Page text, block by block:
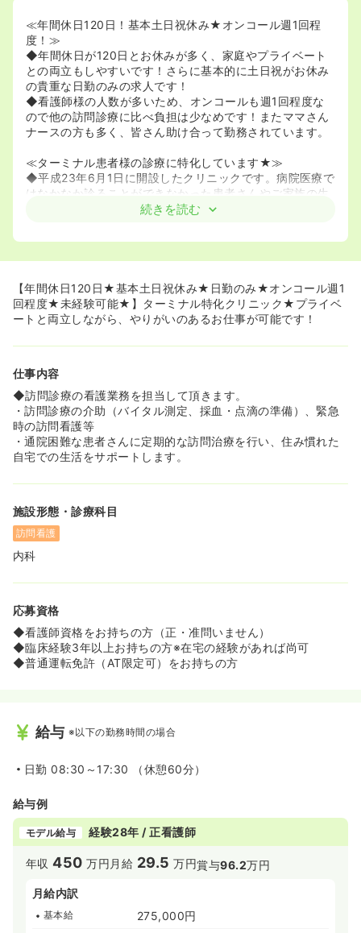
≪年間休日120日！基本土日祝休み★オンコール週1回程
度！≫
◆年間休日が120日とお休みが多く、家庭やプライベート
との両立もしやすいです！さらに基本的に土日祝がお休み
の貴重な日勤のみの求人です！
◆看護師様の人数が多いため、オンコールも週1回程度な
ので他の訪問診療に比べ負担は少なめです！またママさん
ナースの方も多く、皆さん助け合って勤務されています。
≪ターミナル患者様の診療に特化しています★≫
◆平成23年6月1日に開設したクリニックです。病院医療で
はなかなか診ることができなかった患者さんやご家族の生
活背景、価値観や人生観に向かい合いながら長期間にわた
のニーズを読み取り、より良い支援を皆で考え提供してい
く方針のため、興味のある方にはおすすめです！
≪より患者様と密なコミュニケーションをとりたい方にお
◆患者さんのライフスタイルや価値観・人生観に重きを置
ことができます。
家で暮らしたい、最後は家に帰りたい、そんな誰しもが思
う当たり前の気持ちに全力で答える、真面目で優しいスタ
ッフばかりです。
在宅医療・在宅緩和ケアの幅広さ奥深さを知り、また患者
や家族の苦しみをキャッチし支えを強めるコミュニケーシ
続きを読む
【年間休日120日★基本土日祝休み★日勤のみ★オンコール週1
回程度★未経験可能★】ターミナル特化クリニック★プライベ
ートと両立しながら、やりがいのあるお仕事が可能です！
仕事内容
◆訪問診療の看護業務を担当して頂きます。
・訪問診療の介助（バイタル測定、採血・点滴の準備）、緊急
時の訪問看護等
・通院困難な患者さんに定期的な訪問治療を行い、住み慣れた
自宅での生活をサポートします。
施設形態・診療科目
訪問看護
内科
応募資格
◆看護師資格をお持ちの方（正・准問いません）
◆臨床経験3年以上お持ちの方※在宅の経験があれば尚可
◆普通運転免許（AT限定可）をお持ちの方
給与 ※以下の勤務時間の場合
日勤 08:30～17:30 （休憩60分）
給与例
モデル給与 経験28年 / 正看護師
年収450 万円 月給 29.5 万円賞与96.2万円
月給内訳
基本給 275,000円